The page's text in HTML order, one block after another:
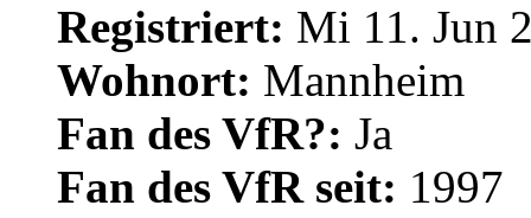
Registriert: Mi 11. Jun
Wohnort: Mannheim
Fan des VfR?: Ja
Fan des VfR seit: 1997